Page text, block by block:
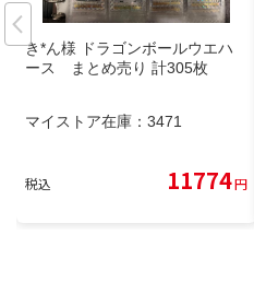
き*ん様 ドラゴンボールウエハ
ース まとめ売り 計305枚
マイストア在庫： 3471
税込 11774円